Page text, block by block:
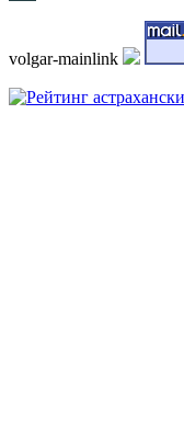
volgar-mainlink